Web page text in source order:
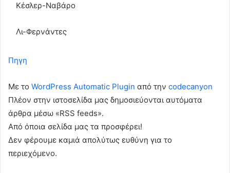
Κέσλερ-Ναβάρο
Λι-Φερνάντες
Πηγη
Με το WordPress Automatic Plugin από την codecanyon
Πλέον στην ιστοσελίδα μας δημοσιεύονται αυτόματα
άρθρα μέσω «RSS feeds».
Από όποια σελίδα μας τα προσφέρει!
Δεν φέρουμε καμιά απολύτως ευθύνη για το
περιεχόμενο.